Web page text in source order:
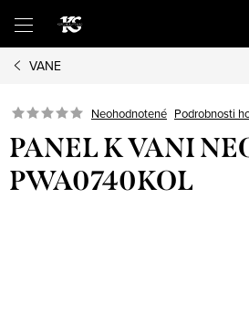
obsah
VANE
Neohodnotené Podrobnosti
PANEL K VANI
PWA0740KOL